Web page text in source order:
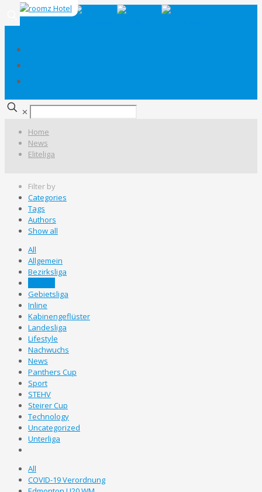
✕
Home
News
Eliteliga
Filter by
Categories
Tags
Authors
Show all
All
Allgemein
Bezirksliga
Gebietsliga
Inline
Kabinengeflüster
Landesliga
Lifestyle
Nachwuchs
News
Panthers Cup
Sport
STEHV
Steirer Cup
Technology
Uncategorized
Unterliga
All
COVID-19 Verordnung